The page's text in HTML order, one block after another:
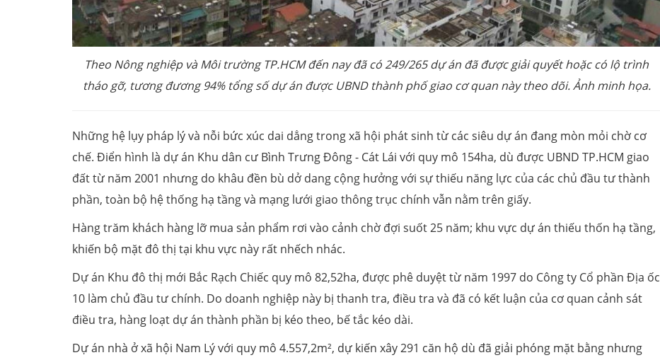
Theo Nông nghiệp và Môi trường TP.HCM đến nay đã có 249/265 dự án đã được giải quyết hoặc có lộ trình
tháo gỡ, tương đương 94% tổng số dự án được UBND thành phố giao cơ quan này theo dõi. Ảnh minh họa.
Những hệ lụy pháp lý và nỗi bức xúc dai dẳng trong xã hội phát sinh từ các siêu dự án đang mòn mỏi chờ cơ
chế. Điển hình là dự án Khu dân cư Bình Trưng Đông - Cát Lái với quy mô 154ha, dù được UBND TP.HCM giao
đất từ năm 2001 nhưng do khâu đền bù dở dang cộng hưởng với sự thiếu năng lực của các chủ đầu tư thành
phần, toàn bộ hệ thống hạ tầng và mạng lưới giao thông trục chính vẫn nằm trên giấy.
Hàng trăm khách hàng lỡ mua sản phẩm rơi vào cảnh chờ đợi suốt 25 năm; khu vực dự án thiếu thốn hạ tầng,
khiến bộ mặt đô thị tại khu vực này rất nhếch nhác.
Dự án Khu đô thị mới Bắc Rạch Chiếc quy mô 82,52ha, được phê duyệt từ năm 1997 do Công ty Cổ phần Địa ốc
10 làm chủ đầu tư chính. Do doanh nghiệp này bị thanh tra, điều tra và đã có kết luận của cơ quan cảnh sát
điều tra, hàng loạt dự án thành phần bị kéo theo, bế tắc kéo dài.
Dự án nhà ở xã hội Nam Lý với quy mô 4.557,2m², dự kiến xây 291 căn hộ dù đã giải phóng mặt bằng nhưng